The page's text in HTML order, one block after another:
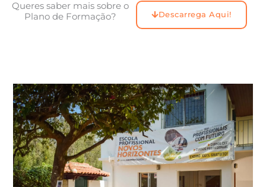
Queres saber mais sobre o
Plano de Formação?
Descarrega Aqui!